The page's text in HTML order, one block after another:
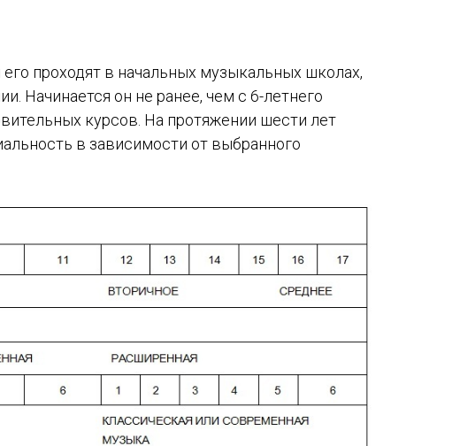
проходят в начальных музыкальных школах,
Начинается он не ранее, чем с 6-летнего
курсов. На протяжении шести лет
в зависимости от выбранного